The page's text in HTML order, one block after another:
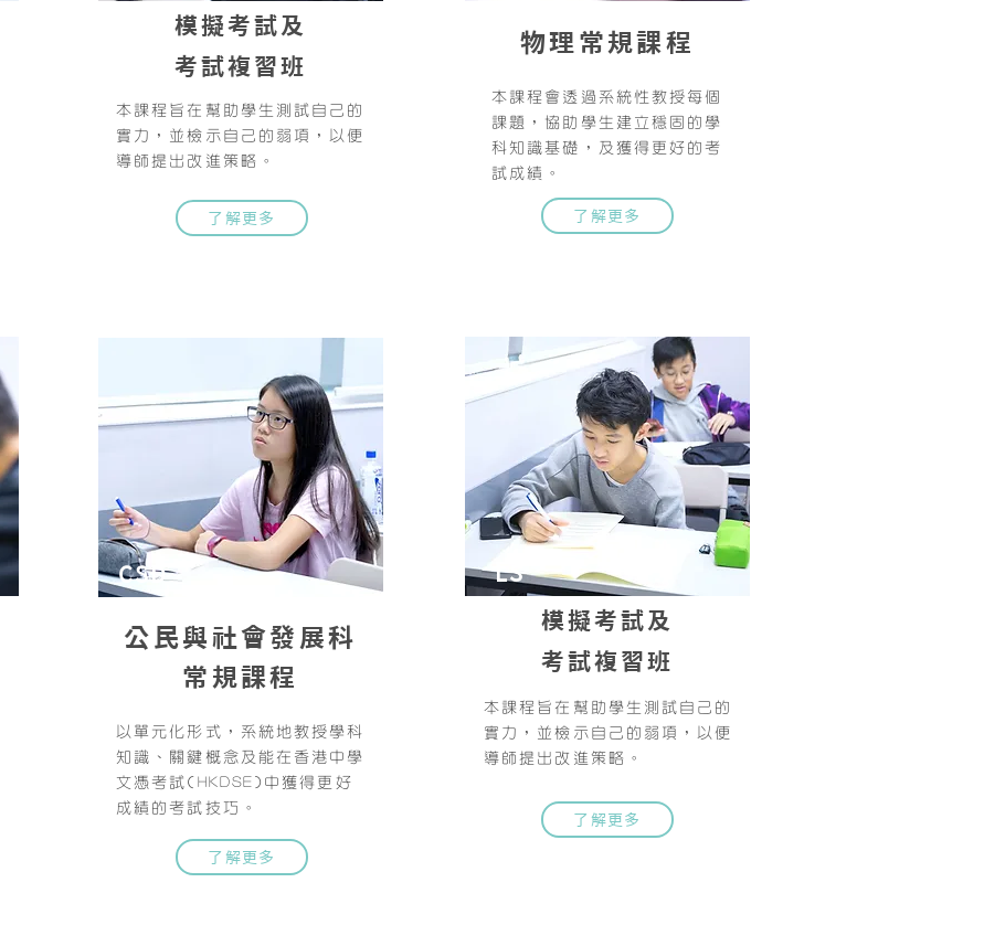
模擬考試及
考試複習班
本課程旨在幫助學生測試自己的
實力，並檢示自己的弱項，以便
導師提出改進策略。
了解更多
物理常規課程
本課程會透過系統性教授每個
課題，協助學生建立穩固的學
科知識基礎，及獲得更好的考
試成績。
了解更多
CSD
公民與社會發展科
常規課程
以單元化形式，系統地教授學科
知識、關鍵概念及能在香港中學
文憑考試(HKDSE)中獲得更好
成績的考試技巧。
了解更多
LS
模擬考試及
考試複習班
本課程旨在幫助學生測試自己的
實力，並檢示自己的弱項，以便
導師提出改進策略。
了解更多